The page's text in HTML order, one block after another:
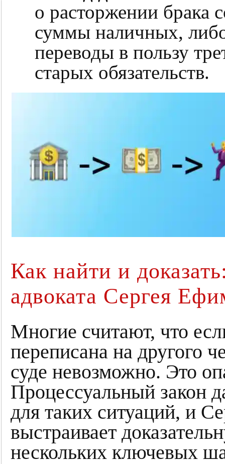
о расторжении брака
суммы наличных,
переводы в пользу
старых обязательств.
Как найти и
адвоката Сергея
Многие считают, что
переписана на другого
суде невозможно. Это
Процессуальный закон
для таких ситуаций, и
выстраивает
нескольких ключевых